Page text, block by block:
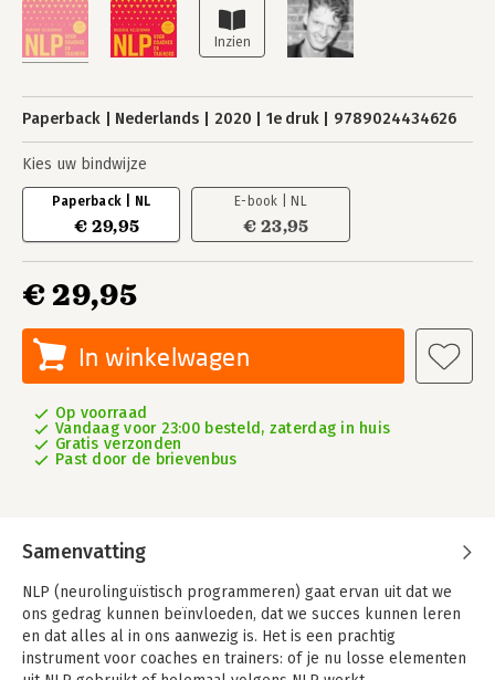
Paperback Nederlands 2020 1e druk 9789024434626
Kies uw bindwijze
Paperback | NL
€ 29,95
E-book | NL
€ 23,95
€ 29,95
In winkelwagen
Op voorraad
Vandaag voor 23:00 besteld, zaterdag in huis
Gratis verzonden
Past door de brievenbus
Samenvatting
NLP (neurolinguïstisch programmeren) gaat ervan uit dat we
ons gedrag kunnen beïnvloeden, dat we succes kunnen leren
en dat alles al in ons aanwezig is. Het is een prachtig
instrument voor coaches en trainers: of je nu losse elementen